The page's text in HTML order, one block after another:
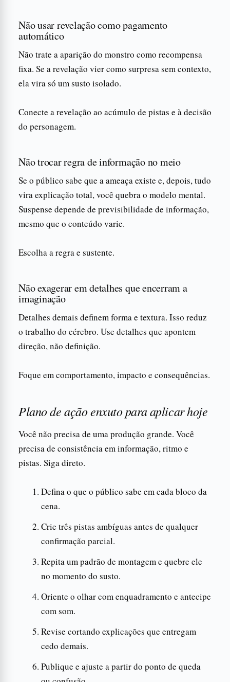
Não usar revelação como pagamento
automático
Não trate a aparição do monstro como recompensa
fixa. Se a revelação vier como surpresa sem contexto,
ela vira só um susto isolado.
Conecte a revelação ao acúmulo de pistas e à decisão
do personagem.
Não trocar regra de informação no meio
Se o público sabe que a ameaça existe e, depois, tudo
vira explicação total, você quebra o modelo mental.
Suspense depende de previsibilidade de informação,
mesmo que o conteúdo varie.
Escolha a regra e sustente.
Não exagerar em detalhes que encerram a
imaginação
Detalhes demais definem forma e textura. Isso reduz
o trabalho do cérebro. Use detalhes que apontem
direção, não definição.
Foque em comportamento, impacto e consequências.
Plano de ação enxuto para aplicar hoje
Você não precisa de uma produção grande. Você
precisa de consistência em informação, ritmo e
pistas. Siga direto.
Defina o que o público sabe em cada bloco da
cena.
Crie três pistas ambíguas antes de qualquer
confirmação parcial.
Repita um padrão de montagem e quebre ele
no momento do susto.
Oriente o olhar com enquadramento e antecipe
com som.
Revise cortando explicações que entregam
cedo demais.
Publique e ajuste a partir do ponto de queda